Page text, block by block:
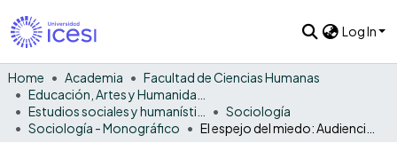
Log In
Home Academia
Facultad de Ciencias Humanas
Sociología
Sociología - Monográfico